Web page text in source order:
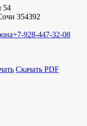
54
354392
+7-928-447-32-08
Скачать PDF